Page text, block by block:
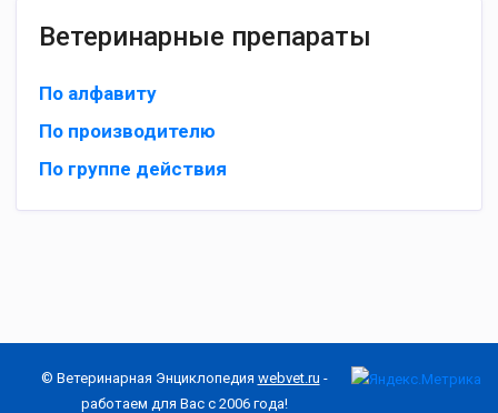
Ветеринарные препараты
По алфавиту
По производителю
По группе действия
© Ветеринарная Энциклопедия webvet.ru -
работаем для Вас с 2006 года!